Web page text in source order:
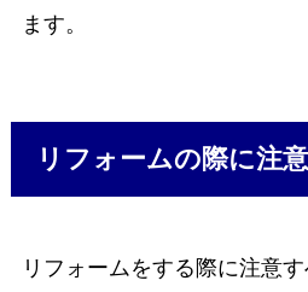
ます。
リフォームの際に注
リフォームをする際に注意